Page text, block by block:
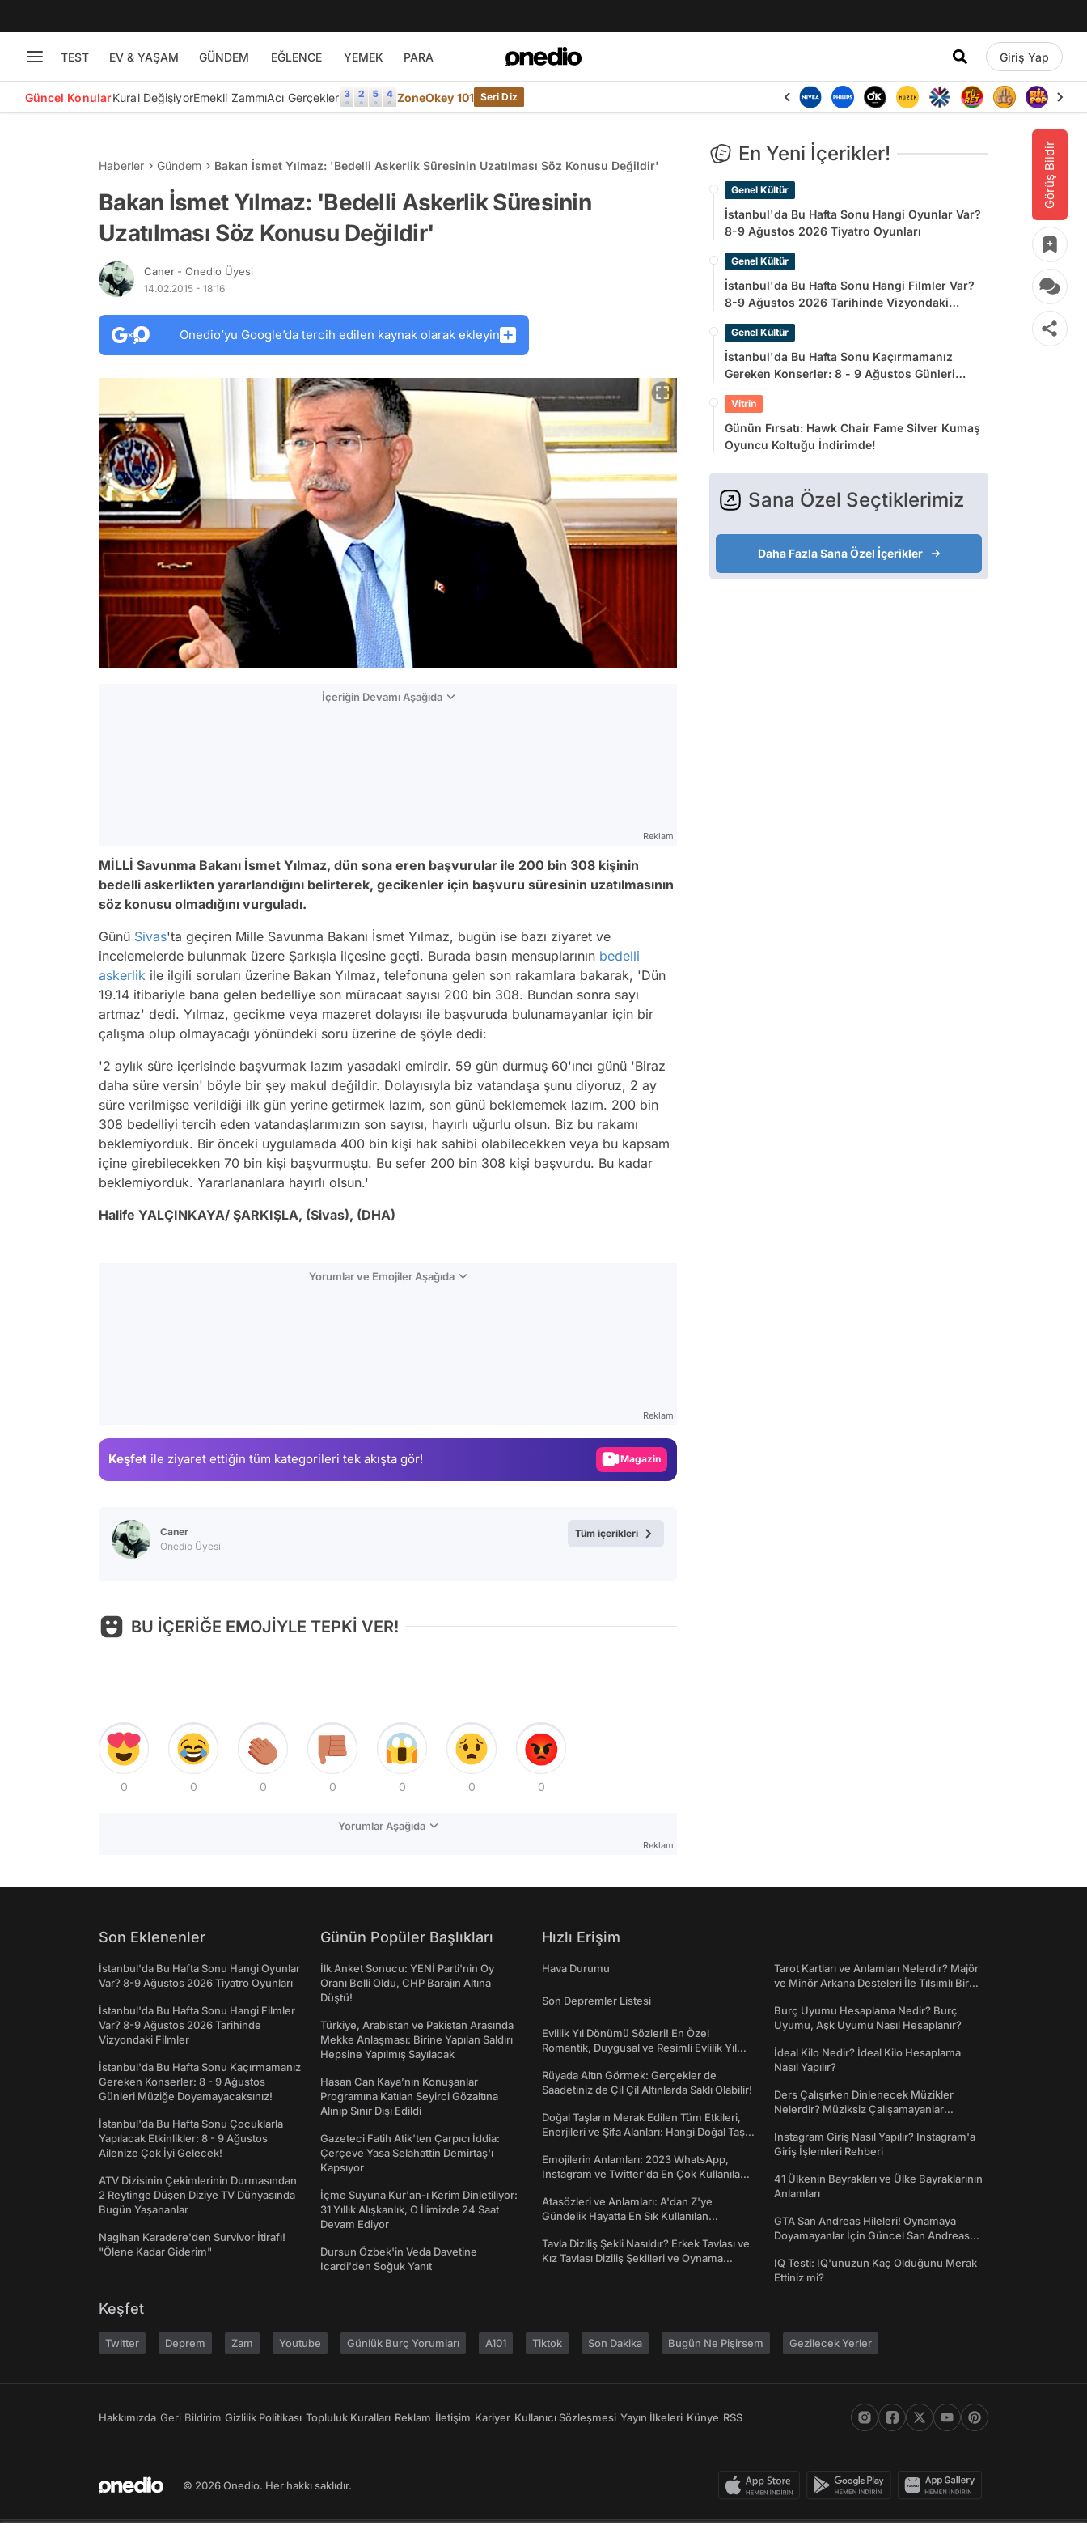
TEST EV & YAŞAM GÜNDEM EĞLENCE YEMEK PARA Giriş Yap
Güncel KonularKural DeğişiyorEmekli ZammıAcı Gerçekler ZoneOkey 101 Seri Diz
Görüş Bildir
Haberler Gündem Bakan İsmet Yılmaz: 'Bedelli Askerlik Süresinin Uzatılması Söz Konusu Değildir'
Bakan İsmet Yılmaz: 'Bedelli Askerlik Süresinin
Uzatılması Söz Konusu Değildir'
Caner - Onedio Üyesi
14.02.2015 - 18:16
Onedio’yu Google’da tercih edilen kaynak olarak ekleyin
İçeriğin Devamı Aşağıda
Reklam
MİLLİ Savunma Bakanı İsmet Yılmaz, dün sona eren başvurular ile 200 bin 308 kişinin
bedelli askerlikten yararlandığını belirterek, gecikenler için başvuru süresinin uzatılmasının
söz konusu olmadığını vurguladı.
Günü Sivas'ta geçiren Mille Savunma Bakanı İsmet Yılmaz, bugün ise bazı ziyaret ve
incelemelerde bulunmak üzere Şarkışla ilçesine geçti. Burada basın mensuplarının bedelli
askerlik ile ilgili soruları üzerine Bakan Yılmaz, telefonuna gelen son rakamlara bakarak, 'Dün
19.14 itibariyle bana gelen bedelliye son müracaat sayısı 200 bin 308. Bundan sonra sayı
artmaz' dedi. Yılmaz, gecikme veya mazeret dolayısı ile başvuruda bulunamayanlar için bir
çalışma olup olmayacağı yönündeki soru üzerine de şöyle dedi:
'2 aylık süre içerisinde başvurmak lazım yasadaki emirdir. 59 gün durmuş 60'ıncı günü 'Biraz
daha süre versin' böyle bir şey makul değildir. Dolayısıyla biz vatandaşa şunu diyoruz, 2 ay
süre verilmişse verildiği ilk gün yerine getirmek lazım, son günü beklememek lazım. 200 bin
308 bedelliyi tercih eden vatandaşlarımızın son sayısı, hayırlı uğurlu olsun. Biz bu rakamı
beklemiyorduk. Bir önceki uygulamada 400 bin kişi hak sahibi olabilecekken veya bu kapsam
içine girebilecekken 70 bin kişi başvurmuştu. Bu sefer 200 bin 308 kişi başvurdu. Bu kadar
beklemiyorduk. Yararlananlara hayırlı olsun.'
Halife YALÇINKAYA/ ŞARKIŞLA, (Sivas), (DHA)
Yorumlar ve Emojiler Aşağıda
Reklam
Keşfet ile ziyaret ettiğin tüm kategorileri tek akışta gör! Magazin
Caner
Onedio Üyesi
Tüm içerikleri
BU İÇERİĞE EMOJİYLE TEPKİ VER!
0 0 0 0 0 0 0
Yorumlar Aşağıda
Reklam
En Yeni İçerikler!
Genel Kültür
İstanbul'da Bu Hafta Sonu Hangi Oyunlar Var?
8-9 Ağustos 2026 Tiyatro Oyunları
Genel Kültür
İstanbul'da Bu Hafta Sonu Hangi Filmler Var?
8-9 Ağustos 2026 Tarihinde Vizyondaki
Genel Kültür
İstanbul'da Bu Hafta Sonu Kaçırmamanız
Gereken Konserler: 8 - 9 Ağustos Günleri
Vitrin
Günün Fırsatı: Hawk Chair Fame Silver Kumaş
Oyuncu Koltuğu İndirimde!
Sana Özel Seçtiklerimiz
Daha Fazla Sana Özel İçerikler
Son Eklenenler
İstanbul'da Bu Hafta Sonu Hangi Oyunlar
Var? 8-9 Ağustos 2026 Tiyatro Oyunları
İstanbul'da Bu Hafta Sonu Hangi Filmler
Var? 8-9 Ağustos 2026 Tarihinde
Vizyondaki Filmler
İstanbul'da Bu Hafta Sonu Kaçırmamanız
Gereken Konserler: 8 - 9 Ağustos
Günleri Müziğe Doyamayacaksınız!
İstanbul'da Bu Hafta Sonu Çocuklarla
Yapılacak Etkinlikler: 8 - 9 Ağustos
Ailenize Çok İyi Gelecek!
ATV Dizisinin Çekimlerinin Durmasından
2 Reytinge Düşen Diziye TV Dünyasında
Bugün Yaşananlar
Nagihan Karadere'den Survivor İtirafı!
"Ölene Kadar Giderim"
Günün Popüler Başlıkları
İlk Anket Sonucu: YENİ Parti'nin Oy
Oranı Belli Oldu, CHP Barajın Altına
Düştü!
Türkiye, Arabistan ve Pakistan Arasında
Mekke Anlaşması: Birine Yapılan Saldırı
Hepsine Yapılmış Sayılacak
Hasan Can Kaya’nın Konuşanlar
Programına Katılan Seyirci Gözaltına
Alınıp Sınır Dışı Edildi
Gazeteci Fatih Atik'ten Çarpıcı İddia:
Çerçeve Yasa Selahattin Demirtaş'ı
Kapsıyor
İçme Suyuna Kur'an-ı Kerim Dinletiliyor:
31 Yıllık Alışkanlık, O İlimizde 24 Saat
Devam Ediyor
Dursun Özbek'in Veda Davetine
Icardi'den Soğuk Yanıt
Hızlı Erişim
Hava Durumu
Son Depremler Listesi
Evlilik Yıl Dönümü Sözleri! En Özel
Romantik, Duygusal ve Resimli Evlilik Yıl
Rüyada Altın Görmek: Gerçekler de
Saadetiniz de Çil Çil Altınlarda Saklı Olabilir!
Doğal Taşların Merak Edilen Tüm Etkileri,
Enerjileri ve Şifa Alanları: Hangi Doğal Taş
Emojilerin Anlamları: 2023 WhatsApp,
Instagram ve Twitter'da En Çok Kullanılan
Atasözleri ve Anlamları: A'dan Z'ye
Gündelik Hayatta En Sık Kullanılan
Tavla Diziliş Şekli Nasıldır? Erkek Tavlası ve
Kız Tavlası Diziliş Şekilleri ve Oynama
Tarot Kartları ve Anlamları Nelerdir? Majör
ve Minör Arkana Desteleri İle Tılsımlı Bir
Burç Uyumu Hesaplama Nedir? Burç
Uyumu, Aşk Uyumu Nasıl Hesaplanır?
İdeal Kilo Nedir? İdeal Kilo Hesaplama
Nasıl Yapılır?
Ders Çalışırken Dinlenecek Müzikler
Nelerdir? Müziksiz Çalışamayanlar
Instagram Giriş Nasıl Yapılır? Instagram'a
Giriş İşlemleri Rehberi
41 Ülkenin Bayrakları ve Ülke Bayraklarının
Anlamları
GTA San Andreas Hileleri! Oynamaya
Doyamayanlar İçin Güncel San Andreas
IQ Testi: IQ'unuzun Kaç Olduğunu Merak
Ettiniz mi?
Keşfet
Twitter Deprem Zam Youtube Günlük Burç Yorumları A101 Tiktok Son Dakika Bugün Ne Pişirsem Gezilecek Yerler
Hakkımızda Geri Bildirim Gizlilik Politikası Topluluk Kuralları Reklam İletişim Kariyer Kullanıcı Sözleşmesi Yayın İlkeleri Künye RSS
© 2026 Onedio. Her hakkı saklıdır.